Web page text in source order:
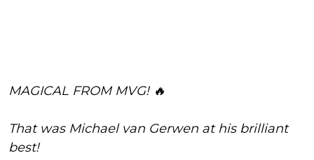
MAGICAL FROM MVG! 🔥
That was Michael van Gerwen at his brilliant
best!